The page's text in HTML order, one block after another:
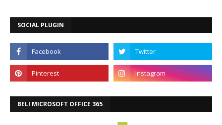
SOCIAL PLUGIN
BELI MICROSOFT OFFICE 365